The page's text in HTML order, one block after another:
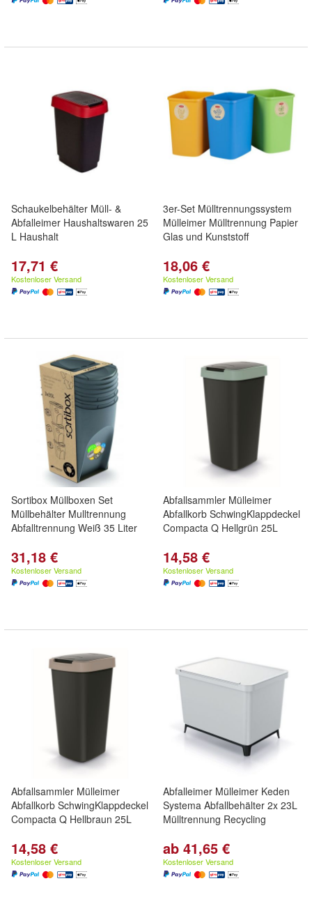
Schaukelbehälter Müll- &
Abfalleimer Haushaltswaren 25
L Haushalt
17,71 €
Kostenloser Versand
3er-Set Mülltrennungssystem
Mülleimer Mülltrennung Papier
Glas und Kunststoff
18,06 €
Kostenloser Versand
Sortibox Müllboxen Set
Müllbehälter Mulltrennung
Abfalltrennung Weiß 35 Liter
31,18 €
Kostenloser Versand
Abfallsammler Mülleimer
Abfallkorb SchwingKlappdeckel
Compacta Q Hellgrün 25L
14,58 €
Kostenloser Versand
Abfallsammler Mülleimer
Abfallkorb SchwingKlappdeckel
Compacta Q Hellbraun 25L
14,58 €
Kostenloser Versand
Abfalleimer Mülleimer Keden
Systema Abfallbehälter 2x 23L
Mülltrennung Recycling
ab 41,65 €
Kostenloser Versand